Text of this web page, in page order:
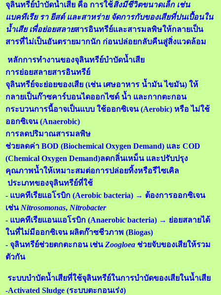
จุลินทรีย์บำบัดน้ำเสีย คือ การใช้สิ่งมีชีวิตขนาดเล็ก เช่น
แบคทีเรีย รา ยีสต์ และสาหร่าย จัดการกับของเสียที่ปนเปื้อนใน
น้ำเสีย เพื่อย่อยสลายสารอินทรีย์และสารมลพิษให้กลายเป็น
สารที่ไม่เป็นอันตรายมากนัก ก่อนปล่อยกลับคืนสู่สิ่งแวดล้อม
หลักการทำงานของจุลินทรีย์บำบัดน้ำเสีย
การย่อยสลายสารอินทรีย์
จุลินทรีย์จะย่อยของเสีย (เช่น เศษอาหาร น้ำมัน ไขมัน) ให้
กลายเป็นก๊าซคาร์บอนไดออกไซด์ น้ำ และกากตะกอน
กระบวนการนี้อาจเป็นแบบ ใช้ออกซิเจน (Aerobic) หรือ ไม่ใช้
ออกซิเจน (Anaerobic)
การลดปริมาณสารมลพิษ
ช่วยลดค่า BOD (Biochemical Oxygen Demand) และ COD
(Chemical Oxygen Demand)ลดกลิ่นเหม็น และปรับปรุง
คุณภาพน้ำให้เหมาะสมต่อการปล่อยทิ้งหรือรีไซเคิล
ประเภทของจุลินทรีย์ที่ใช้
- แบคทีเรียแอโรบิก (Aerobic bacteria) → ต้องการออกซิเจน
เช่น Nitrosomonas, Nitrobacter
- แบคทีเรียแอนแอโรบิก (Anaerobic bacteria) → ย่อยสลายได้
ในที่ไม่มีออกซิเจน ผลิตก๊าซชีวภาพ (Biogas)
- จุลินทรีย์ช่วยตกตะกอน เช่นZoogloea ช่วยจับของเสียให้รวม
ตัวกัน
ระบบบำบัดน้ำเสียที่ใช้จุลินทรีย์ในการบำบัดของเสียในน้ำเสีย
-Activated Sludge (ระบบตะกอนเร่ง)